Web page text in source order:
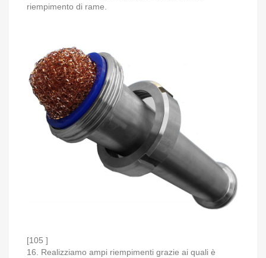
riempimento di rame.
[105 ]
16. Realizziamo ampi riempimenti grazie ai quali è